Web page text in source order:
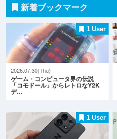
新着ブックマーク
1 User
2026.07.30(Thu)
ゲーム・コンピュータ界の伝説
「コモドール」からレトロなY2K
デ…
1 User